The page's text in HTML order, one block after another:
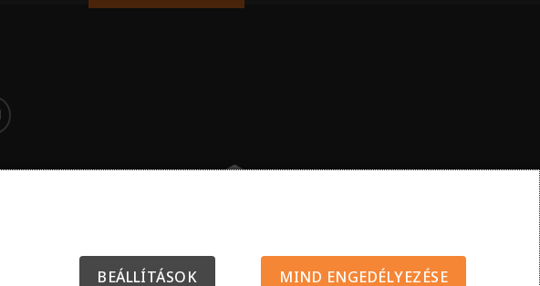
BEÁLLÍTÁSOK MIND ENGEDÉLYEZÉSE